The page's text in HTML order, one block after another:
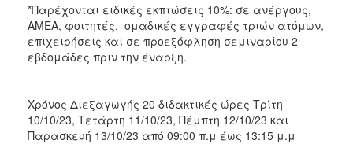
*Παρέχονται ειδικές εκπτώσεις 10%: σε ανέργους,
AMEA, φοιτητές, ομαδικές εγγραφές τριών ατόμων,
επιχειρήσεις και σε προεξόφληση σεμιναρίου 2
εβδομάδες πριν την έναρξη.
Χρόνος Διεξαγωγής 20 διδακτικές ώρες Τρίτη
10/10/23, Τετάρτη 11/10/23, Πέμπτη 12/10/23 και
Παρασκευή 13/10/23 από 09:00 π.μ έως 13:15 μ.μ